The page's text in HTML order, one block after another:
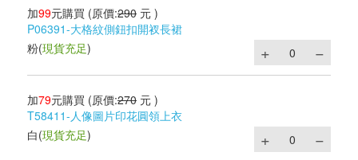
加99元購買 (原價:290 元 )
P06391-大格紋側鈕扣開衩長裙
粉(現貨充足)
加79元購買 (原價:270 元 )
T58411-人像圖片印花圓領上衣
白(現貨充足)